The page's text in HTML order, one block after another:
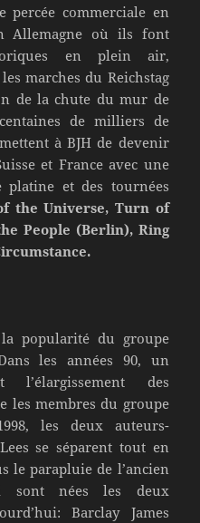
percée commerciale en
Allemagne où ils font
en plein air,
marches du Reichstag
de la chute du mur de
de milliers de
à BJH de devenir
et France avec une
platine et des tournées
the Universe, Turn of
People (Berlin), Ring
popularité du groupe
les années 90, un
des
les membres du groupe
les deux auteurs-
se séparent tout en
le parapluie de l’ancien
sont nées les deux
Barclay James